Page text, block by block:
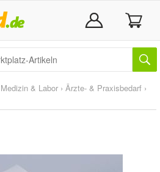
Medizin & Labor › Ärzte- & Praxisbedarf ›